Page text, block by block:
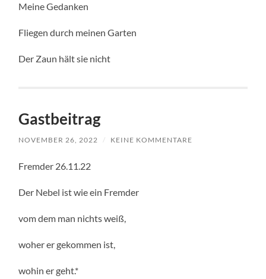
Meine Gedanken
Fliegen durch meinen Garten
Der Zaun hält sie nicht
Gastbeitrag
NOVEMBER 26, 2022 / KEINE KOMMENTARE
Fremder 26.11.22
Der Nebel ist wie ein Fremder
vom dem man nichts weiß,
woher er gekommen ist,
wohin er geht.*